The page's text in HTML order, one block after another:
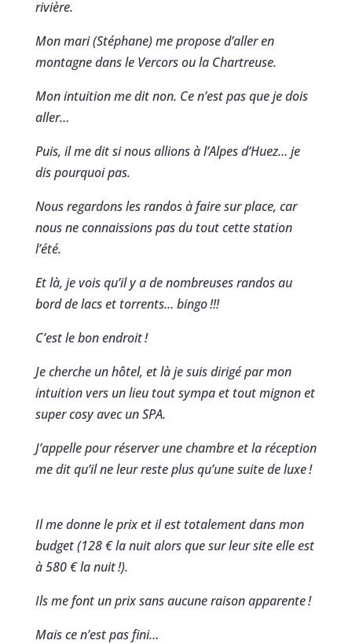
rivière.
Mon mari (Stéphane) me propose d’aller en
montagne dans le Vercors ou la Chartreuse.
Mon intuition me dit non. Ce n’est pas que je dois
aller…
Puis, il me dit si nous allions à l’Alpes d’Huez… je
dis pourquoi pas.
Nous regardons les randos à faire sur place, car
nous ne connaissions pas du tout cette station
l’été.
Et là, je vois qu’il y a de nombreuses randos au
bord de lacs et torrents… bingo !!!
C’est le bon endroit !
Je cherche un hôtel, et là je suis dirigé par mon
intuition vers un lieu tout sympa et tout mignon et
super cosy avec un SPA.
J’appelle pour réserver une chambre et la réception
me dit qu’il ne leur reste plus qu’une suite de luxe !
Il me donne le prix et il est totalement dans mon
budget (128 € la nuit alors que sur leur site elle est
à 580 € la nuit !).
Ils me font un prix sans aucune raison apparente !
Mais ce n’est pas fini…